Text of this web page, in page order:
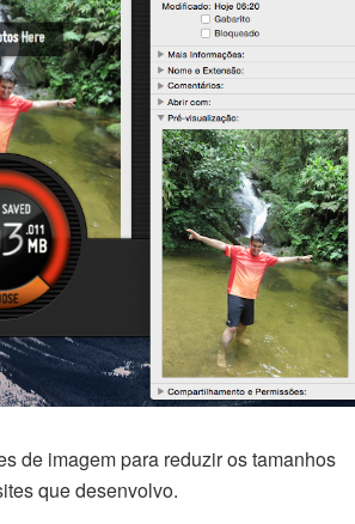
de imagem para reduzir os tamanhos
que desenvolvo.